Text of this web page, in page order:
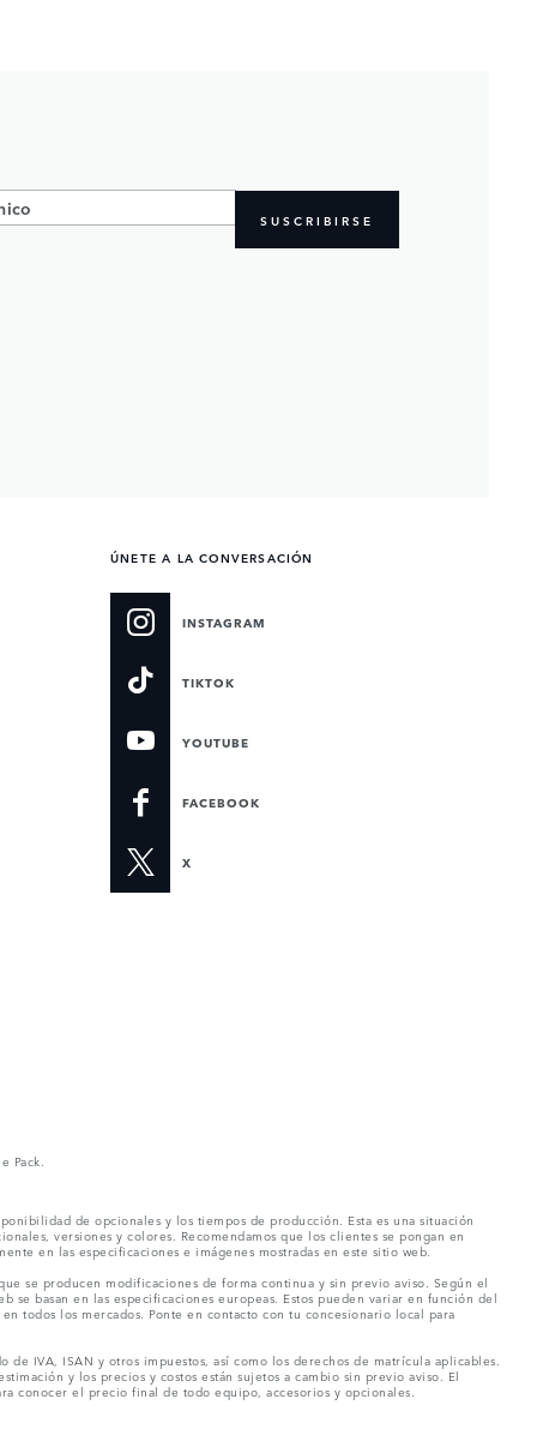
SUSCRIBIRSE
ÚNETE A LA CONVERSACIÓN
INSTAGRAM
TIKTOK
YOUTUBE
FACEBOOK
X
Pack.
de opcionales y los tiempos de producción. Esta es una situación
versiones y colores. Recomendamos que los clientes se pongan en
en las especificaciones e imágenes mostradas en este sitio web.
se producen modificaciones de forma continua y sin previo aviso. Según el
basan en las especificaciones europeas. Estos pueden variar en función del
todos los mercados. Ponte en contacto con tu concesionario local para
IVA, ISAN y otros impuestos, así como los derechos de matrícula aplicables.
y los precios y costos están sujetos a cambio sin previo aviso. El
conocer el precio final de todo equipo, accesorios y opcionales.